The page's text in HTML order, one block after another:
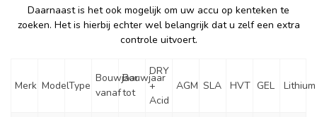
Daarnaast is het ook mogelijk om uw accu op kenteken te
zoeken. Het is hierbij echter wel belangrijk dat u zelf een extra
controle uitvoert.
Merk ModelType
Bouwjaar
vanaf
Bouwjaar
tot
DRY
+
Acid
AGM SLA HVT GEL Lithium